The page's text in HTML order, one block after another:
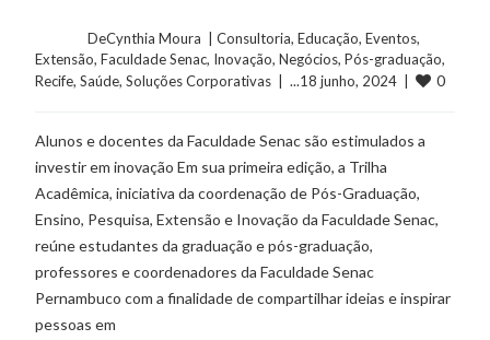
	    	DeCynthia Moura  |
Consultoria, Educação, Eventos
Extensão, Faculdade Senac, Inovação, Negócios, Pós-graduação
Recife, Saúde, Soluções Corporativas
  |  ...18 junho, 2024  |
0
Alunos e docentes da Faculdade Senac são estimulados a
investir em inovação Em sua primeira edição, a Trilha
Acadêmica, iniciativa da coordenação de Pós-Graduação,
Ensino, Pesquisa, Extensão e Inovação da Faculdade Senac,
reúne estudantes da graduação e pós-graduação,
professores e coordenadores da Faculdade Senac
Pernambuco com a finalidade de compartilhar ideias e inspirar
pessoas em